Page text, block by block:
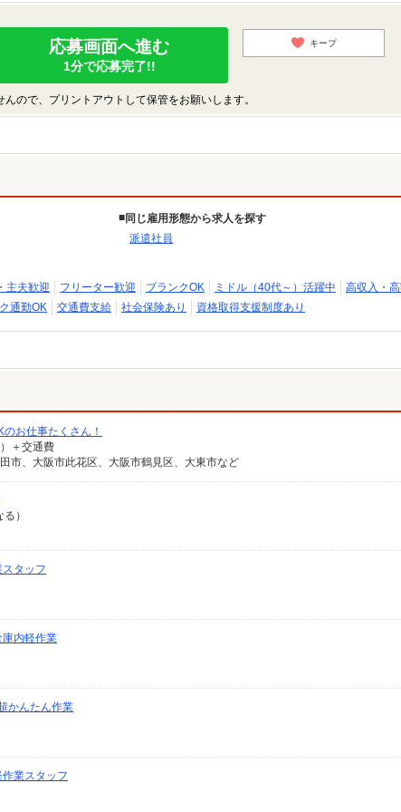
応募画面へ進む
1分で応募完了!!
キープ
ので、プリントアウトして保管をお願いします。
同じ雇用形態から求人を探す
派遣社員
主夫歓迎 フリーター歓迎 ブランクOK ミドル（40代～）活躍中
高収入・
通勤OK 交通費支給 社会保険あり 資格取得支援制度あり
お仕事たくさん！
＋交通費
市、大阪市此花区、大阪市鶴見区、大東市など
）
タッフ
庫内軽作業
かんたん作業
作業スタッフ